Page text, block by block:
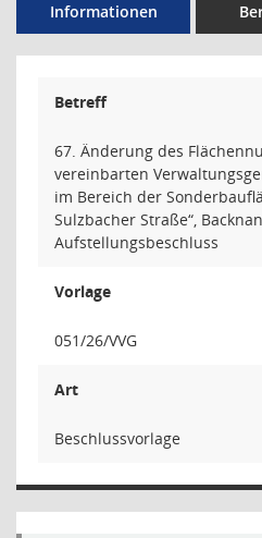
Informationen
Betreff
67. Änderung des
vereinbarten
im Bereich der
Sulzbacher Straße“,
Aufstellungsbeschluss
Vorlage
051/26/VVG
Art
Beschlussvorlage